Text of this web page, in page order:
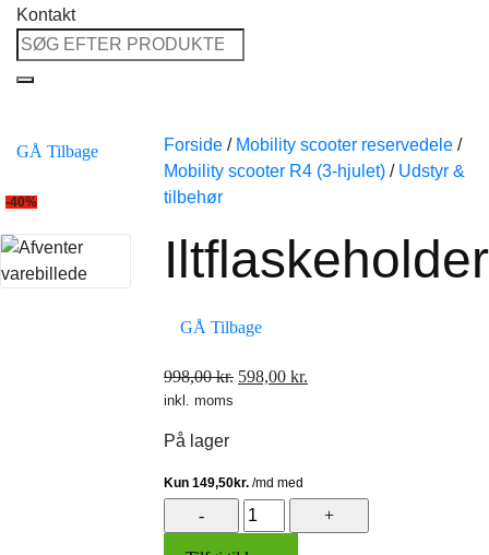
Kontakt
Søg
efter:
GÅ Tilbage
-40%
Forside / Mobility scooter reservedele /
Mobility scooter R4 (3-hjulet) / Udstyr &
tilbehør
Iltflaskeholder
GÅ Tilbage
998,00kr. Den
998,00 kr..
598,00 kr.
inkl. moms
På lager
Iltflaskeholder
antal